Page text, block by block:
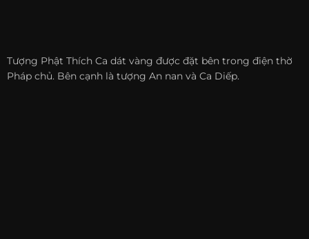
Tượng Phật Thích Ca dát vàng được đặt bên trong điện thờ
Pháp chủ. Bên cạnh là tượng An nan và Ca Diếp.